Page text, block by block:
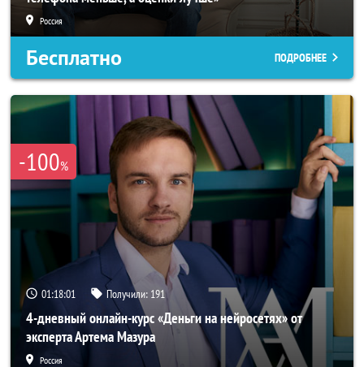
Россия
Бесплатно ПОДРОБНЕЕ
-100%
01:17:58 Получили: 191
4-дневный онлайн-курс «Деньги на нейросетях» от
эксперта Артема Мазура
Россия